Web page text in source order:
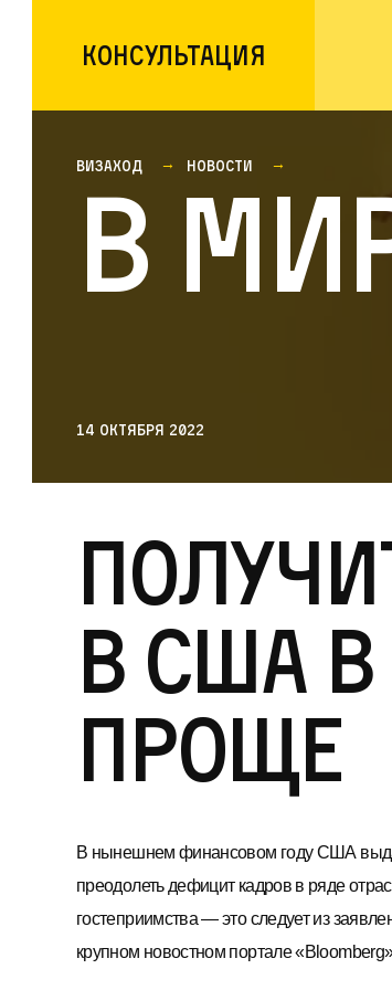
Консультация
Визаход Новости
В
14 октября 2022
в США в
проще
В нынешнем финансовом году США
преодолеть дефицит кадров в ряде
гостеприимства — это следует из
крупном новостном портале